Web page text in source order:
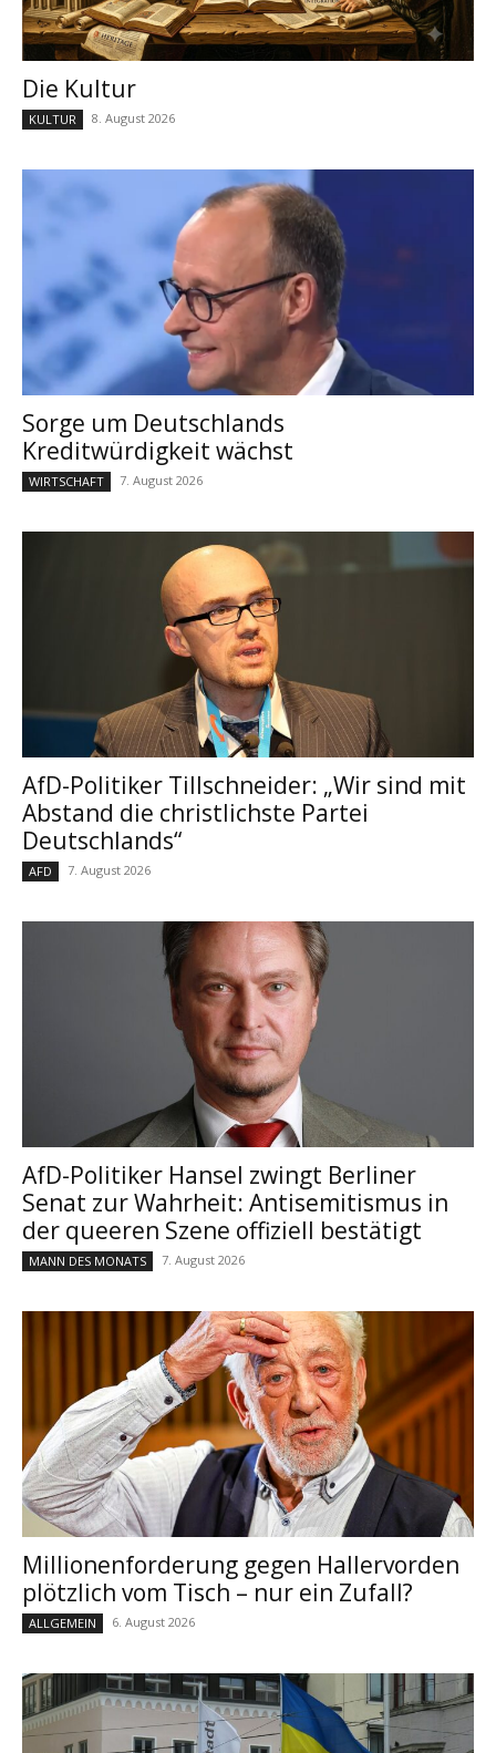
Die Kultur
KULTUR 8. August 2026
Sorge um Deutschlands
Kreditwürdigkeit wächst
WIRTSCHAFT 7. August 2026
AfD-Politiker Tillschneider: „Wir sind mit
Abstand die christlichste Partei
Deutschlands“
AFD 7. August 2026
AfD-Politiker Hansel zwingt Berliner
Senat zur Wahrheit: Antisemitismus in
der queeren Szene offiziell bestätigt
MANN DES MONATS 7. August 2026
Millionenforderung gegen Hallervorden
plötzlich vom Tisch – nur ein Zufall?
ALLGEMEIN 6. August 2026